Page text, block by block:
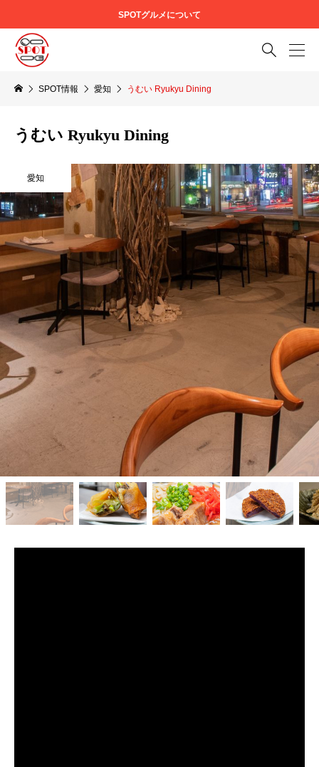
SPOTグルメについて

SPOT情報 愛知 うむい Ryukyu Dining
うむい Ryukyu Dining
愛知